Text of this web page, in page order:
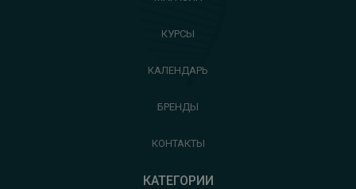
КУРСЫ
КАЛЕНДАРЬ
БРЕНДЫ
КОНТАКТЫ
КАТЕГОРИИ